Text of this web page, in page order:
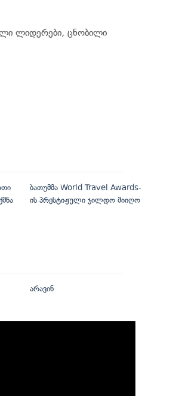
ლიდერები, ცნობილი
ბათუმმა World Travel Awards-
ის პრესტიჟული ჯილდო მიიღო
არავინ